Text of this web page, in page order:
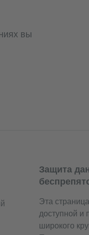
вы
Защита
Эта
доступной и
широкого